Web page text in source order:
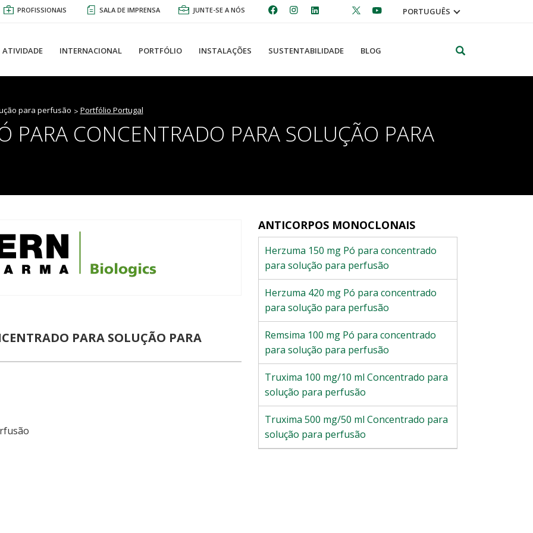
PROFISSIONAIS SALA DE IMPRENSA JUNTE-SE A NÓS PORTUGUÊS
ATIVIDADE INTERNACIONAL PORTFÓLIO INSTALAÇÕES SUSTENTABILIDADE BLOG
para perfusão Portfólio Portugal
PARA CONCENTRADO PARA SOLUÇÃO PARA
ANTICORPOS MONOCLONAIS
Herzuma 150 mg Pó para concentrado
para solução para perfusão
Herzuma 420 mg Pó para concentrado
para solução para perfusão
Remsima 100 mg Pó para concentrado
para solução para perfusão
Truxima 100 mg/10 ml Concentrado para
solução para perfusão
Truxima 500 mg/50 ml Concentrado para
solução para perfusão
PARA SOLUÇÃO PARA